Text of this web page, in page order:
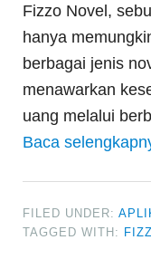
Fizzo Novel,
hanya
berbagai jenis
menawarkan
uang melalui
Baca
FILED UNDER:
TAGGED WITH: